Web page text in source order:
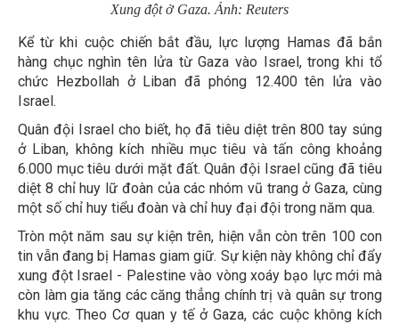
Xung đột ở Gaza. Ảnh: Reuters
Kể từ khi cuộc chiến bắt đầu, lực lượng Hamas đã bắn
hàng chục nghìn tên lửa từ Gaza vào Israel, trong khi tổ
chức Hezbollah ở Liban đã phóng 12.400 tên lửa vào
Israel.
Quân đội Israel cho biết, họ đã tiêu diệt trên 800 tay súng
ở Liban, không kích nhiều mục tiêu và tấn công khoảng
6.000 mục tiêu dưới mặt đất. Quân đội Israel cũng đã tiêu
diệt 8 chỉ huy lữ đoàn của các nhóm vũ trang ở Gaza, cùng
một số chỉ huy tiểu đoàn và chỉ huy đại đội trong năm qua.
Tròn một năm sau sự kiện trên, hiện vẫn còn trên 100 con
tin vẫn đang bị Hamas giam giữ. Sự kiện này không chỉ đẩy
xung đột Israel - Palestine vào vòng xoáy bạo lực mới mà
còn làm gia tăng các căng thẳng chính trị và quân sự trong
khu vực. Theo Cơ quan y tế ở Gaza, các cuộc không kích